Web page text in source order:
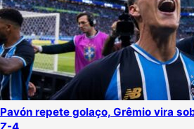
Pavón repete golaço, Grêmio vira